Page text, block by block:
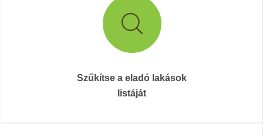
Szűkítse a eladó lakások
listáját